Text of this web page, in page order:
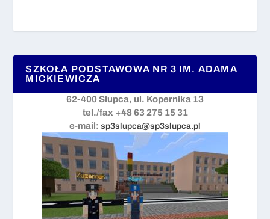
SZKOŁA PODSTAWOWA NR 3 IM. ADAMA
MICKIEWICZA
62-400 Słupca, ul. Kopernika 13
tel./fax +48 63 275 15 31
e-mail: sp3slupca@sp3slupca.pl